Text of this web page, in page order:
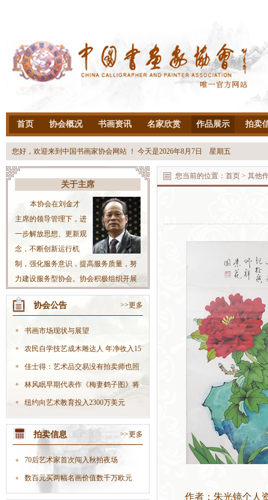
首页 协会概况 书画资讯 名家欣赏 作品展示 拍卖
您好，欢迎来到中国书画家协会网站 ！ 今天是2026年8月7日 星期五
关于主席
本协会在刘金才
主席的领导管理下，进
一步解放思想、更新观
念，不断创新运行机
制，强化服务意识，提高服务质量，努
力建设服务型协会。协会积极组织开展
丰富多彩的社会书法活动，不断扩大协
会影响力；积极开拓书法市场，大力发
手”、职能部门开展工作的“好伙伴”，在
全社会树立起良好的协会形象。
协会公告 >>更多
书画市场现状与展望
农民自学技艺成木雕达人 年净收入15
万
佳士得：艺术品交易没有拍卖师也照
样生
林风眠早期代表作《梅妻鹤子图》将
现身
纽约向艺术教育投入2300万美元
拍卖信息 >>更多
70后艺术家首次闯入秋拍夜场
数百元买两幅名画价值数千万欧元
您当前的位置： 首页 > 其他
作者：朱光镜个人